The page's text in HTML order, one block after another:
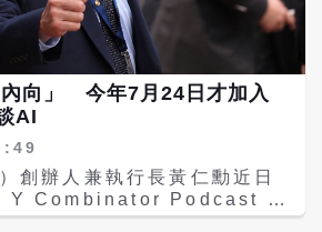
。除南非之外，奈及利亞、阿
、波札那、蘇丹、衣索比
、賴比瑞亞及剛果民主共和
出現倍數成長。 整體而
口太陽能設備容量達約
9.4GW大幅增加約60%。
超越埃及，成為非洲第二大
口國；阿爾及利亞進口量暴
加約8倍；波札那增加7倍，
家均刷新歷史紀錄。Ember
後盾與數位轉型最佳夥伴。
困境：資安失控、成本飆
滲透各行各業，許多企業在
臨三大嚴峻挑戰： 數據安
業擔憂機密資料上雲外洩，
務，導致營運成本隨著查詢
與設定技術門檻極高，過去
向」 今年7月24日才加入
AI
創辦人兼執行長黃仁勳近日
Y Combinator Podcast 專
慧（AI）發展、開源生態及